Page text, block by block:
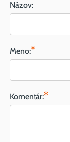
Názov:
Meno:*
Komentár:*